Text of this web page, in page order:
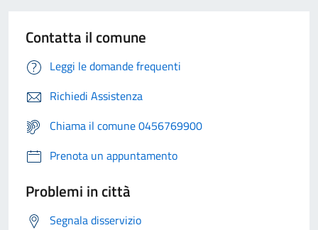
Contatta il comune
Leggi le domande frequenti
Richiedi Assistenza
Chiama il comune 0456769900
Prenota un appuntamento
Problemi in città
Segnala disservizio